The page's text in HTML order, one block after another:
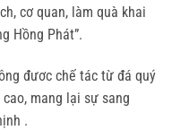
cơ quan, làm quà khai
Hồng Phát”.
đươc chế tác từ đá quý
mang lại sự sang
.